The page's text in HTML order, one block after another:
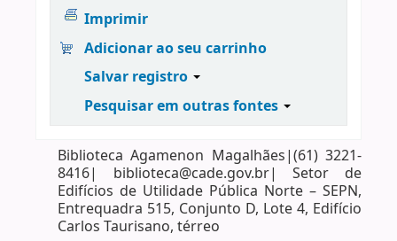
Imprimir
Adicionar ao seu carrinho
Salvar registro
Pesquisar em outras fontes
Biblioteca Agamenon Magalhães|(61) 3221-
8416| biblioteca@cade.gov.br| Setor de
Edifícios de Utilidade Pública Norte – SEPN,
Entrequadra 515, Conjunto D, Lote 4, Edifício
Carlos Taurisano, térreo